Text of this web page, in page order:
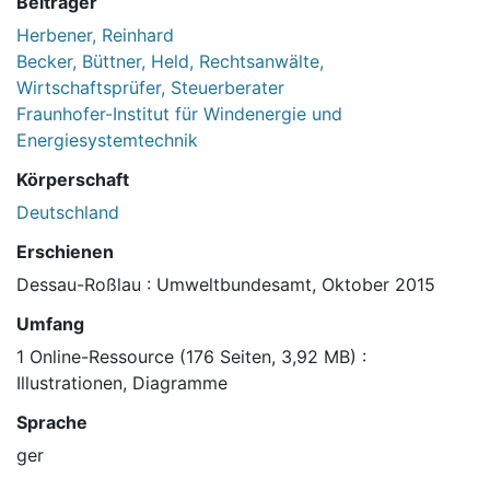
Herbener, Reinhard
Becker, Büttner, Held, Rechtsanwälte,
Wirtschaftsprüfer, Steuerberater
Fraunhofer-Institut für Windenergie und
Energiesystemtechnik
Körperschaft
Deutschland
Erschienen
Dessau-Roßlau : Umweltbundesamt, Oktober 2015
Umfang
1 Online-Ressource (176 Seiten, 3,92 MB) :
Illustrationen, Diagramme
Sprache
ger